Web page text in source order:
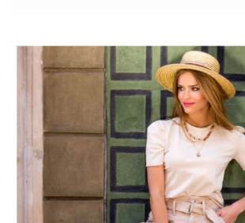
damskie dresy są modne
będą na topie w
sezonie wiosennym – zapraszam do
Damskie dresy na wiosnę
dla każdej kobiety
Na samą myśl o wygodnej, niekrępującej
na zakupy, robi mi się niezwykle błogo i
że bardzo dobrze wiem, jak …